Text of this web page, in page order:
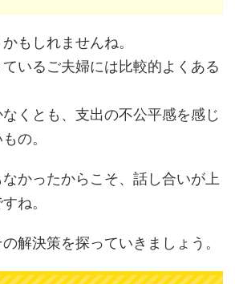
もしれませんね。
いるご夫婦には比較的よくある
くとも、支出の不公平感を感じ
の。
かったからこそ、話し合いが上
ね。
解決策を探っていきましょう。